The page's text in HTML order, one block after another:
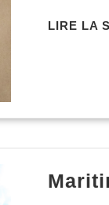
LIRE LA